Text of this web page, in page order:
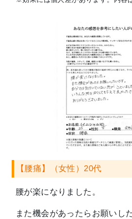
【腰痛】（女性）20代
腰が楽になりました。
また機会があったらお願いし